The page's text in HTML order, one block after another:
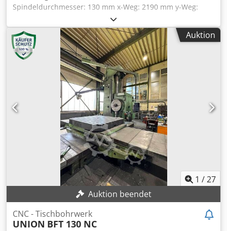
Spindeldurchmesser: 130 mm x-Weg: 2190 mm y-Weg:
1520 mm z-Achse: 1520 mm w-Achse: 1000 mm
Tischfläche: 2000 x 1800 mm Werkstückgewicht: 8 t
Spindelantrieb: 18 kW Spindelaufnahme ISO: 50
Spindeldrehzahlen: 4,5 - 900 U/min
Planscheibendurchmesser: 785 mm Eilgang: 5 m/min
Gesamtleistungsbedarf: 40 kW Raumbedarf ca.: 5,5 x 6,9 x
5,2 m Maschinengewicht ca.: 35 t Maschine wurde
umgerüstet auf HEIDENHAIN TNC 360 in 2023 - Stufenlose
Drehzahlregelung - 4 x 90° Tischindexierung - Absaugung
Dcedpfx Acsvclrxe Tjk - diverse Werkzeugaufnahmen *
Auktion
1 /27
Auktion beendet
CNC - Tischbohrwerk
UNION BFT 130 NC